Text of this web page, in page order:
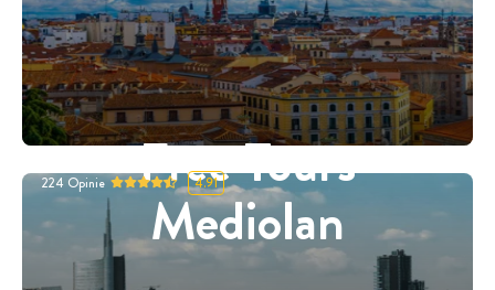
Free Tours
Mediolan
224 Opinie 4.91